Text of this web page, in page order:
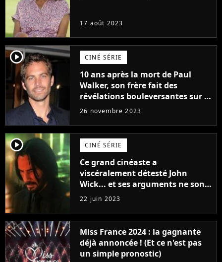
17 août 2023
player2 CINÉ SÉRIE
10 ans après la mort de Paul
Walker, son frère fait des
révélations bouleversantes sur la
réaction des acteurs de Fast and
26 novembre 2023
player2 CINÉ SÉRIE
Ce grand cinéaste a
viscéralement détesté John
Wick... et ses arguments ne sont
pas si bêtes
22 juin 2023
Miss France 2024 : la gagnante
déjà annoncée ! (Et ce n'est pas
un simple pronostic)